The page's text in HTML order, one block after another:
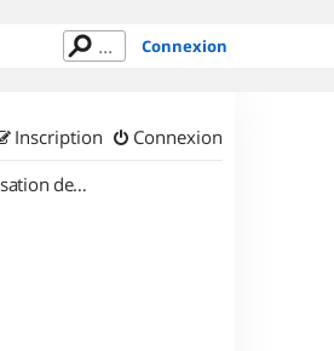
Connexion
Connexion
Inscription
Organisation de sorties en région Bretagne